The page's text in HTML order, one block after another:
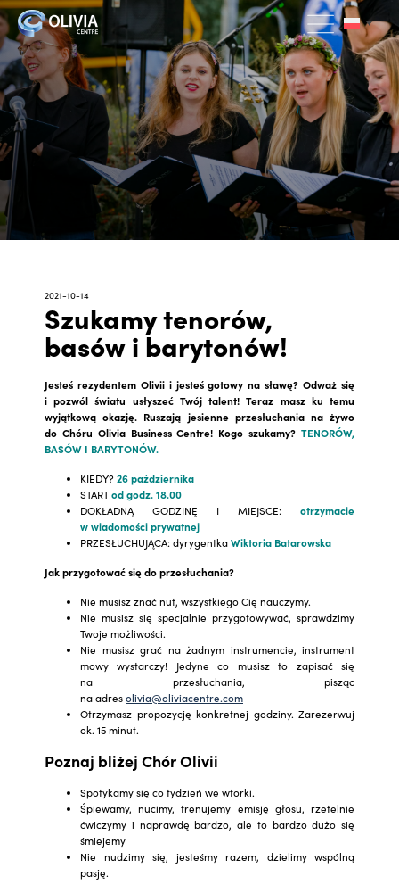
2021-10-14
Szukamy tenorów,
basów i barytonów!
Jesteś rezydentem Olivii i jesteś gotowy na sławę? Odważ się
i pozwól światu usłyszeć Twój talent! Teraz masz ku temu
wyjątkową okazję. Ruszają jesienne przesłuchania na żywo
do Chóru Olivia Business Centre! Kogo szukamy? TENORÓW,
BASÓW I BARYTONÓW.
KIEDY?26 października
STARTod godz. 18.00
DOKŁADNĄ GODZINĘ I MIEJSCE: otrzymacie
w wiadomości prywatnej
PRZESŁUCHUJĄCA: dyrygentkaWiktoria Batarowska
Jak przygotować się do przesłuchania?
Nie musisz znać nut, wszystkiego Cię nauczymy.
Nie musisz się specjalnie przygotowywać, sprawdzimy
Twoje możliwości.
Nie musisz grać na żadnym instrumencie, instrument
mowy wystarczy! Jedyne co musisz to zapisać się
na przesłuchania, pisząc
na adresolivia@oliviacentre.com
Otrzymasz propozycję konkretnej godziny. Zarezerwuj
ok. 15 minut.
Poznaj bliżej Chór Olivii
Spotykamy się co tydzień we wtorki.
Śpiewamy, nucimy, trenujemy emisję głosu, rzetelnie
ćwiczymy i naprawdę bardzo, ale to bardzo dużo się
śmiejemy
Nie nudzimy się, jesteśmy razem, dzielimy wspólną
pasję.